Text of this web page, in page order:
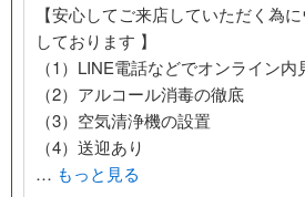
【安心してご来店していただく為
しております 】
（1）LINE電話などでオンライン内
（2）アルコール消毒の徹底
（3）空気清浄機の設置
（4）送迎あり
… もっと見る